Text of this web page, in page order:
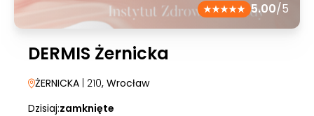
5.00/5
DERMIS Żernicka
ŻERNICKA | 210, Wrocław
Dzisiaj:zamknięte